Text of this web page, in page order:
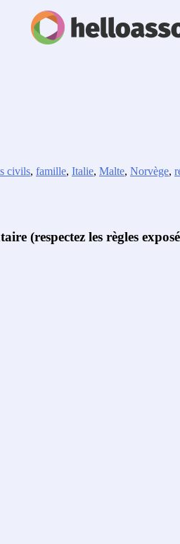
civils, famille, Italie, Malte, Norvège,
(respectez les règles